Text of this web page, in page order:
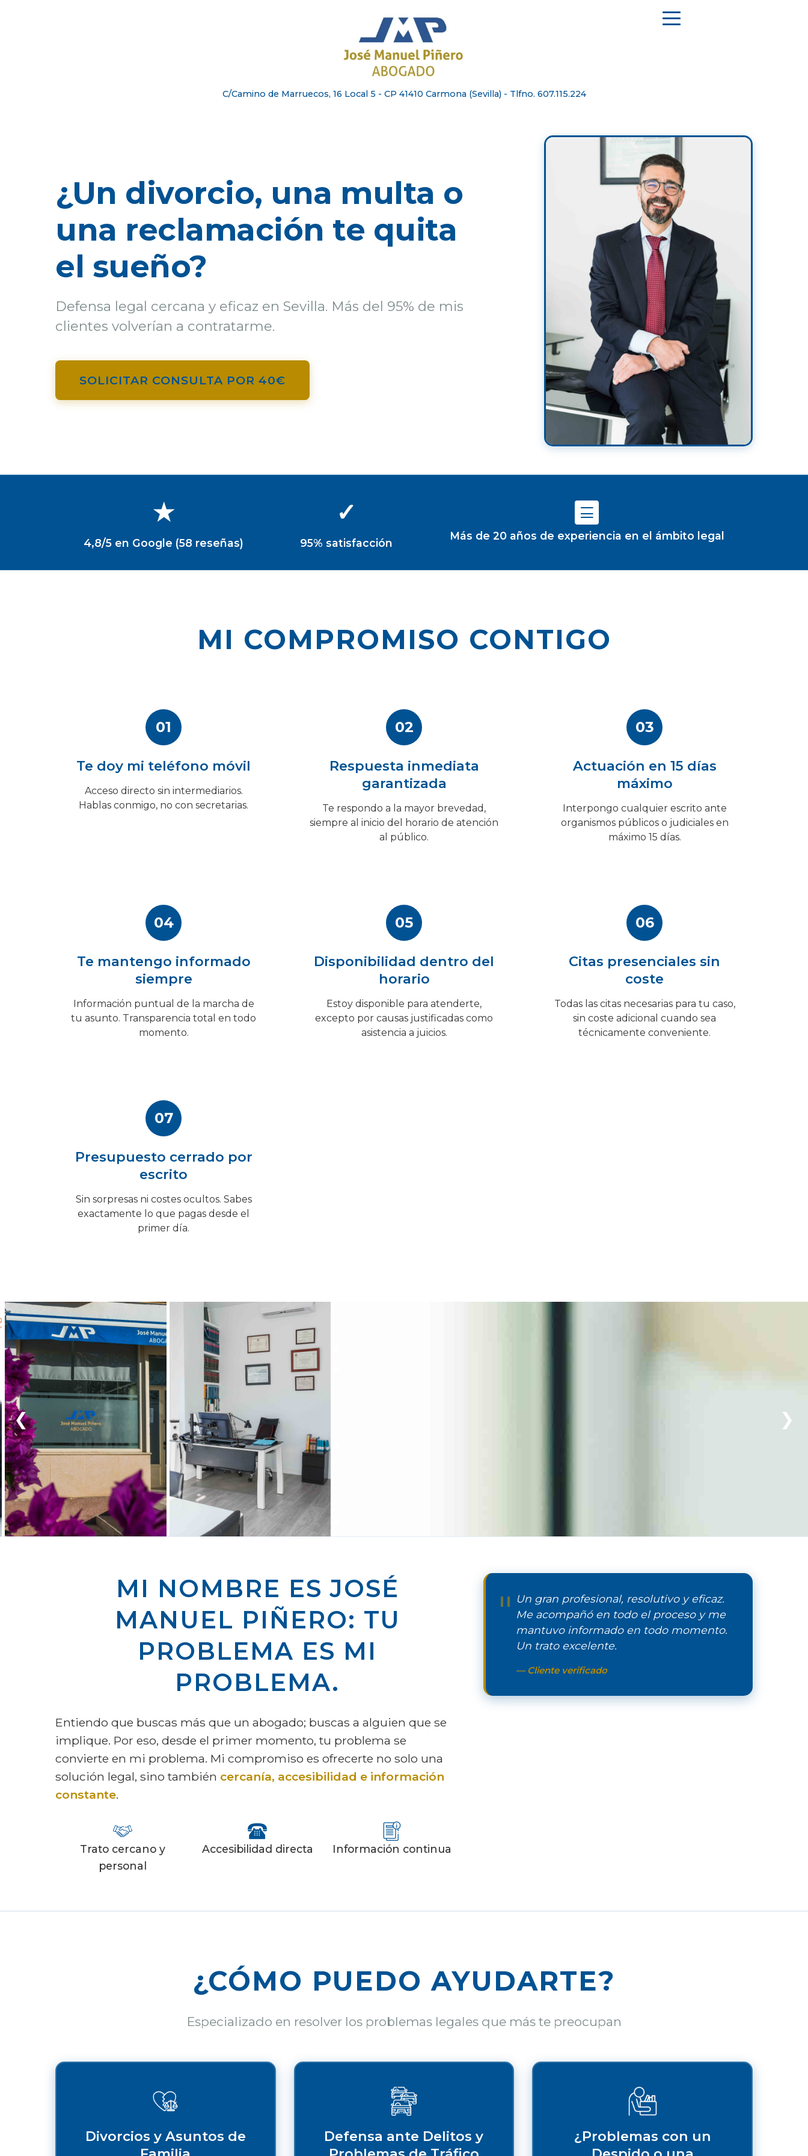
C/Camino de Marruecos, 16 Local 5 - CP 41410 Carmona (Sevilla) - Tlfno. 607.115.224
¿Un divorcio, una multa o
una reclamación te quita
el sueño?
Defensa legal cercana y eficaz en Sevilla. Más del 95% de mis
clientes volverían a contratarme.
SOLICITAR CONSULTA POR 40€
★
4,8/5 en Google (58 reseñas)
✓
95% satisfacción
Más de 20 años de experiencia en el ámbito legal
MI COMPROMISO CONTIGO
01
Te doy mi teléfono móvil
Acceso directo sin intermediarios.
Hablas conmigo, no con secretarias.
02
Respuesta inmediata
garantizada
Te respondo a la mayor brevedad,
siempre al inicio del horario de atención
al público.
03
Actuación en 15 días
máximo
Interpongo cualquier escrito ante
organismos públicos o judiciales en
máximo 15 días.
04
Te mantengo informado
siempre
Información puntual de la marcha de
tu asunto. Transparencia total en todo
momento.
05
Disponibilidad dentro del
horario
Estoy disponible para atenderte,
excepto por causas justificadas como
asistencia a juicios.
06
Citas presenciales sin
coste
Todas las citas necesarias para tu caso,
sin coste adicional cuando sea
técnicamente conveniente.
07
Presupuesto cerrado por
escrito
Sin sorpresas ni costes ocultos. Sabes
exactamente lo que pagas desde el
primer día.
❮ ❯
MI NOMBRE ES JOSÉ
MANUEL PIÑERO: TU
PROBLEMA ES MI
PROBLEMA.
Entiendo que buscas más que un abogado; buscas a alguien que se
implique. Por eso, desde el primer momento, tu problema se
convierte en mi problema. Mi compromiso es ofrecerte no solo una
solución legal, sino también cercanía, accesibilidad e información
constante.
Trato cercano y
personal
Accesibilidad directa Información continua
"
Un gran profesional, resolutivo y eficaz.
Me acompañó en todo el proceso y me
mantuvo informado en todo momento.
Un trato excelente.
— Cliente verificado
¿CÓMO PUEDO AYUDARTE?
Especializado en resolver los problemas legales que más te preocupan
Divorcios y Asuntos de
Defensa ante Delitos y
¿Problemas con un